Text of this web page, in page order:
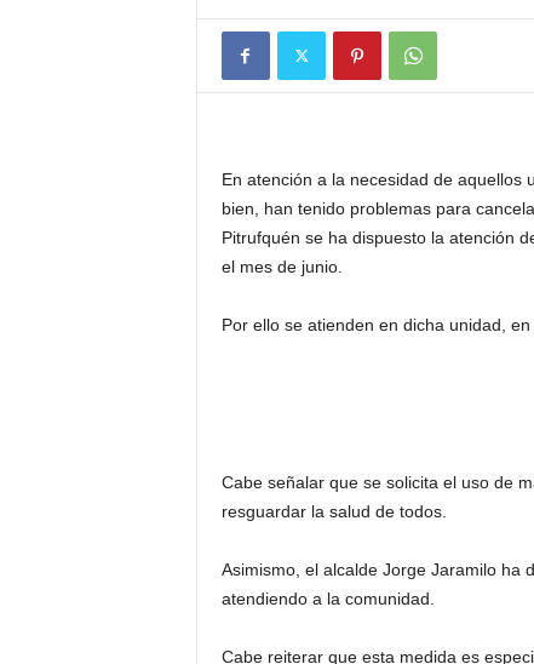
En atención a la necesidad de aquellos
bien, han tenido problemas para
Pitrufquén se ha dispuesto la atención
el mes de junio.
Por ello se atienden en dicha unidad,
Cabe señalar que se solicita el uso de
resguardar la salud de todos.
Asimismo, el alcalde Jorge Jaramilo ha
atendiendo a la comunidad.
Cabe reiterar que esta medida es